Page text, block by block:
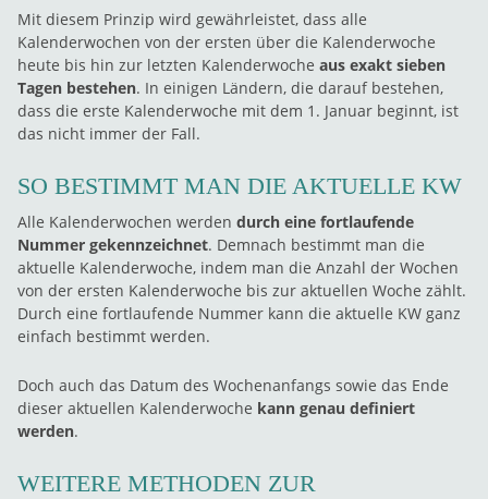
Mit diesem Prinzip wird gewährleistet, dass alle
Kalenderwochen von der ersten über die Kalenderwoche
heute bis hin zur letzten Kalenderwoche aus exakt sieben
Tagen bestehen. In einigen Ländern, die darauf bestehen,
dass die erste Kalenderwoche mit dem 1. Januar beginnt, ist
das nicht immer der Fall.
SO BESTIMMT MAN DIE AKTUELLE KW
Alle Kalenderwochen werden durch eine fortlaufende
Nummer gekennzeichnet. Demnach bestimmt man die
aktuelle Kalenderwoche, indem man die Anzahl der Wochen
von der ersten Kalenderwoche bis zur aktuellen Woche zählt.
Durch eine fortlaufende Nummer kann die aktuelle KW ganz
einfach bestimmt werden.
Doch auch das Datum des Wochenanfangs sowie das Ende
dieser aktuellen Kalenderwoche kann genau definiert
werden.
WEITERE METHODEN ZUR